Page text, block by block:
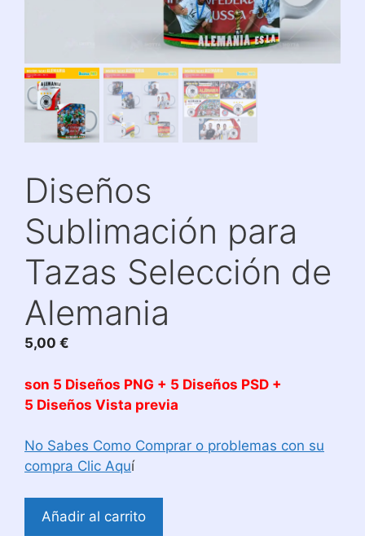
Diseños
Sublimación para
Tazas Selección de
Alemania
5,00 €
son 5 Diseños PNG + 5 Diseños PSD +
5 Diseños Vista previa
No Sabes Como Comprar o problemas con su
compra Clic Aquí
Sublimación
Añadir al carrito